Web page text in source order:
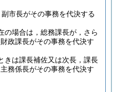
市長がその事務を代決する
の場合は，総務課長が，さら
政課長がその事務を代決す
きは課長補佐又は次長，課長
務係長がその事務を代決す